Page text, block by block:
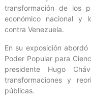
transformación de los
económico nacional y
contra Venezuela.
En su exposición
Poder Popular para
presidente Hugo
transformaciones y
públicas.